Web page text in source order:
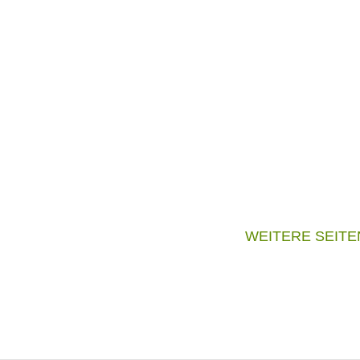
WEITERE